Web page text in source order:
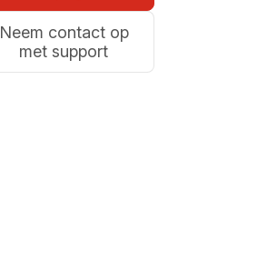
Neem contact op
met support